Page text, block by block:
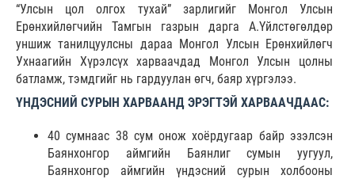
“Улсын цол олгох тухай” зарлигийг Монгол Улсын
Ерөнхийлөгчийн Тамгын газрын дарга А.Үйлстөгөлдөр
уншиж танилцуулсны дараа Монгол Улсын Ерөнхийлөгч
Ухнаагийн Хүрэлсүх харваачдад Монгол Улсын цолны
батламж, тэмдгийг нь гардуулан өгч, баяр хүргэлээ.
ҮНДЭСНИЙ СУРЫН ХАРВААНД ЭРЭГТЭЙ ХАРВААЧДААС:
40 сумнаас 38 сум онож хоёрдугаар байр эзэлсэн
Баянхонгор аймгийн Баянлиг сумын уугуул,
Баянхонгор аймгийн үндэсний сурын холбооны